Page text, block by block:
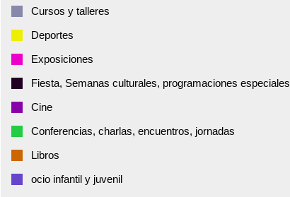
Cursos y talleres
Deportes
Exposiciones
Fiesta, Semanas culturales, programaciones especiales
Cine
Conferencias, charlas, encuentros, jornadas
Libros
ocio infantil y juvenil